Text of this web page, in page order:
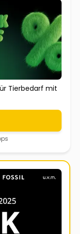
Tierbedarf mit